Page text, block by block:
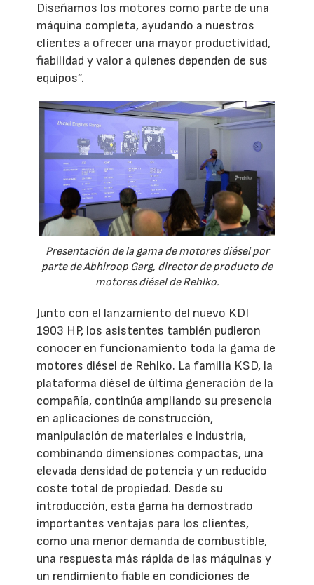
Diseñamos los motores como parte de una
máquina completa, ayudando a nuestros
clientes a ofrecer una mayor productividad,
fiabilidad y valor a quienes dependen de sus
equipos”.
Presentación de la gama de motores diésel por
parte de Abhiroop Garg, director de producto de
motores diésel de Rehlko.
Junto con el lanzamiento del nuevo KDI
1903 HP, los asistentes también pudieron
conocer en funcionamiento toda la gama de
motores diésel de Rehlko. La familia KSD, la
plataforma diésel de última generación de la
compañía, continúa ampliando su presencia
en aplicaciones de construcción,
manipulación de materiales e industria,
combinando dimensiones compactas, una
elevada densidad de potencia y un reducido
coste total de propiedad. Desde su
introducción, esta gama ha demostrado
importantes ventajas para los clientes,
como una menor demanda de combustible,
una respuesta más rápida de las máquinas y
un rendimiento fiable en condiciones de